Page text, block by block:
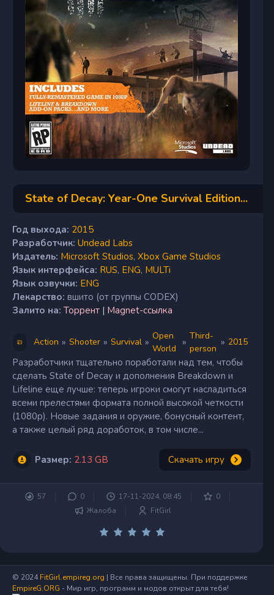
State of Decay: Year-One Survival Edition...
Год выхода: 2015
Разработчик: Undead Labs
Издатель: Microsoft Studios, Xbox Game Studios
Язык интерфейса: RUS, ENG, MULTi
Язык озвучки: ENG
Лекарство: вшито (от группы CODEX)
Залито на: Торрент | Magnet-ссылка
Action » Shooter » Survival »
Open
World
»
Third-
person
» 2015
Разработчики тщательно поработали над тем, чтобы
сделать State of Decay и дополнения Breakdown и
Lifeline еще лучше: теперь игроки смогут насладиться
всеми прелестями формата полной высокой четкости
(1080p). Новые задания и оружие, бонусный контент,
а также целый ряд доработок, в том числе...
Размер: 2.13 GB Скачать игру
57 0 17-11-2024, 08:45
0
Жалоба
FitGirl
© 2024FitGirl.empireg.org | Все права защищены. При поддержке
EmpireG.ORG - Мир игр, программ и модов открыт для тебя!